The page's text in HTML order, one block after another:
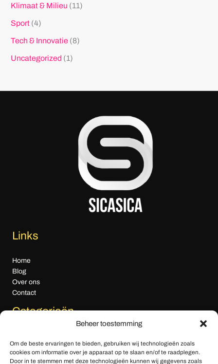
Beheer toestemming
Om de beste ervaringen te bieden, gebruiken wij technologieën zoals
cookies om informatie over je apparaat op te slaan en/of te raadplegen.
Door in te stemmen met deze technologieën kunnen wij gegevens zoals
Klimaat & Milieu (11)
Sport(4)
Tech & Innovatie(8)
Uncategorized (1)
Links
Home
Blog
Over ons
Contact
Categorieën
Cultuur & Media
Economie